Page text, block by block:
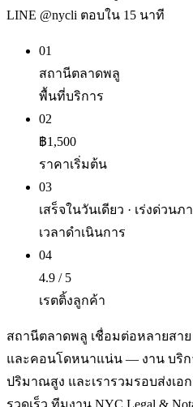
LINE @nycli ตอบใน 15 นาที
01
สถานีตลาดพลู
พื้นที่บริการ
02
฿1,500
ราคาเริ่มต้น
03
เสร็จในวันเดียว · เร่งด่วนภ
เวลาดำเนินการ
04
4.9 / 5
เรตติ้งลูกค้า
สถานีตลาดพลู เชื่อมต่อหลายสา
และคอนโดหนาแน่น — งาน บริก
ปริมาณสูง และเรารวมรอบส่งเอ
รวดเร็ว ทีมงาน NYC Legal &